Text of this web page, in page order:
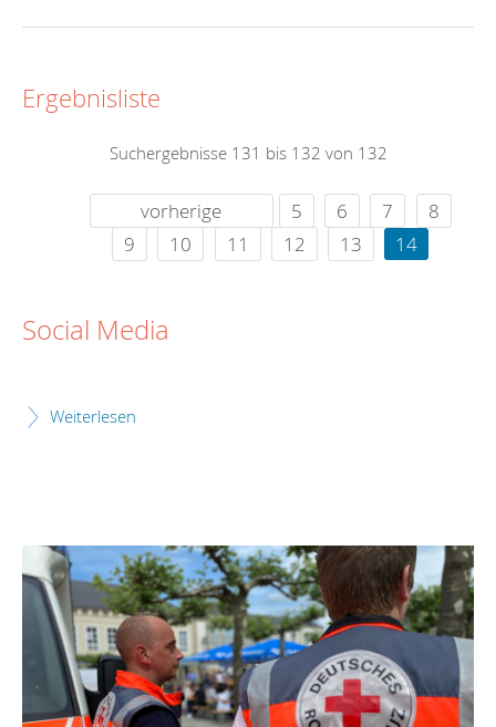
Ergebnisliste
Suchergebnisse 131 bis 132 von 132
vorherige 5 6 7
8
9
10 11 12 13 14
Social Media
Weiterlesen